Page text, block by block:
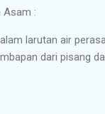
Asam :
larutan air
dari pisang